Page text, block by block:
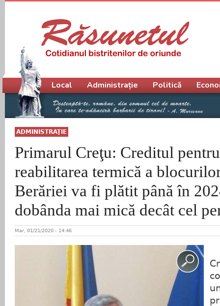
ADMINISTRAŢIE
Primarul Creţu: Creditul
reabilitarea termică a
Berăriei va fi plătit până în
dobânda mai mică decât cel
Mar, 01/21/2020 - 14:46
Meniu principal
Local Administrație Politică